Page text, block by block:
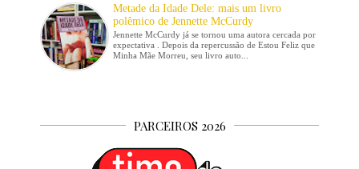
Metade da Idade Dele: mais um livro
polêmico de Jennette McCurdy
Jennette McCurdy já se tornou uma autora cercada por
expectativa . Depois da repercussão de Estou Feliz que
Minha Mãe Morreu, seu livro auto...
PARCEIROS 2026